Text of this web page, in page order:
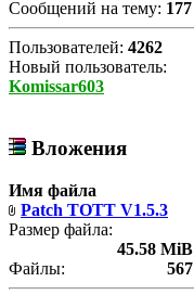
Сообщений на тему: 177
Пользователей: 4262
Новый пользователь:
Komissar603
Вложения
Имя файла
Patch TOTT V1.5.3
Размер файла:
45.58 MiB
Файлы:
567